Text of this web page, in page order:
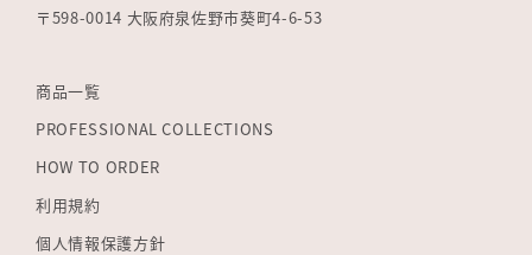
〒598-0014 大阪府泉佐野市葵町4-6-53
商品一覧
PROFESSIONAL COLLECTIONS
HOW TO ORDER
利用規約
個人情報保護方針